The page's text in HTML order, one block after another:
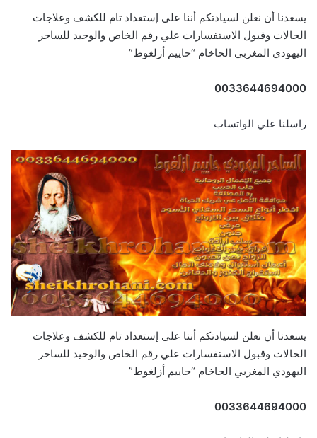
يسعدنا أن نعلن لسيادتكم أننا على إستعداد تام للكشف وعلاجات
الحالات وقبول الاستفسارات علي رقم الخاص والوحيد للساحر
اليهودي المغربي الحاخام “حاييم أزلغوط”
0033644694000
راسلنا علي الواتساب
يسعدنا أن نعلن لسيادتكم أننا على إستعداد تام للكشف وعلاجات
الحالات وقبول الاستفسارات علي رقم الخاص والوحيد للساحر
اليهودي المغربي الحاخام “حاييم أزلغوط”
0033644694000